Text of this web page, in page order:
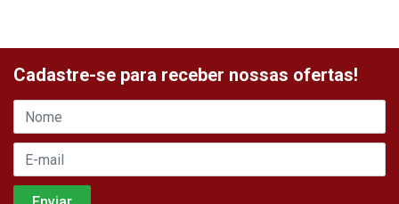
Cadastre-se para receber nossas ofertas!